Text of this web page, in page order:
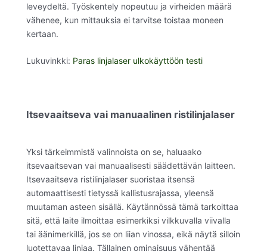
leveydeltä. Työskentely nopeutuu ja virheiden määrä
vähenee, kun mittauksia ei tarvitse toistaa moneen
kertaan.
Lukuvinkki: Paras linjalaser ulkokäyttöön testi
Itsevaaitseva vai manuaalinen ristilinjalaser
Yksi tärkeimmistä valinnoista on se, haluaako
itsevaaitsevan vai manuaalisesti säädettävän laitteen.
Itsevaaitseva ristilinjalaser suoristaa itsensä
automaattisesti tietyssä kallistusrajassa, yleensä
muutaman asteen sisällä. Käytännössä tämä tarkoittaa
sitä, että laite ilmoittaa esimerkiksi vilkkuvalla viivalla
tai äänimerkillä, jos se on liian vinossa, eikä näytä silloin
luotettavaa linjaa. Tällainen ominaisuus vähentää